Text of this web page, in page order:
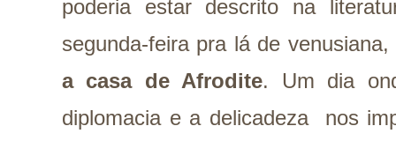
poderia estar descrito na
segunda-feira pra lá de
a casa de Afrodite. Um dia
diplomacia e a delicadeza nos